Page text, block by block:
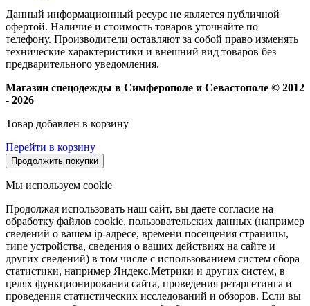
Данный информационный ресурс не является публичной
офертой. Наличие и стоимость товаров уточняйте по
телефону. Производители оставляют за собой право изменять
технические характеристики и внешний вид товаров без
предварительного уведомления.
Магазин спецодежды в Симферополе и Севастополе © 2012
- 2026
Товар добавлен в корзину
Перейти в корзину
Продолжить покупки
Мы используем cookie
Продолжая использовать наш сайт, вы даете согласие на
обработку файлов cookie, пользовательских данных (например
сведений о вашем ip-адресе, времени посещения страницы,
типе устройства, сведения о ваших действиях на сайте и
других сведений) в том числе с использованием систем сбора
статистики, например Яндекс.Метрики и других систем, в
целях функционирования сайта, проведения ретаргетинга и
проведения статистических исследований и обзоров. Если вы